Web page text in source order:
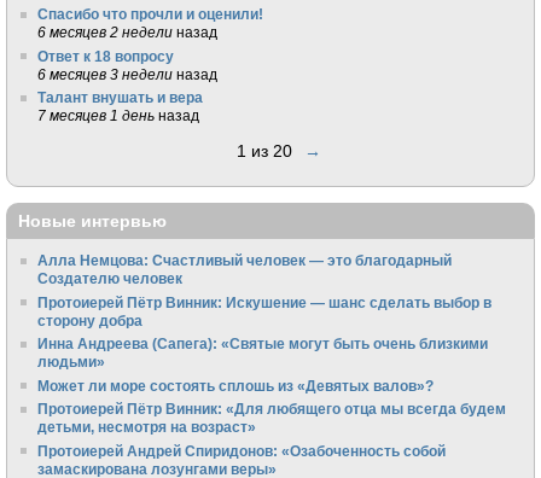
Спасибо что прочли и оценили!
6 месяцев 2 недели назад
Ответ к 18 вопросу
6 месяцев 3 недели назад
Талант внушать и вера
7 месяцев 1 день назад
1 из 20 →
Новые интервью
Алла Немцова: Счастливый человек — это благодарный
Создателю человек
Протоиерей Пётр Винник: Искушение — шанс сделать выбор в
сторону добра
Инна Андреева (Сапега): «Святые могут быть очень близкими
людьми»
Может ли море состоять сплошь из «Девятых валов»?
Протоиерей Пётр Винник: «Для любящего отца мы всегда будем
детьми, несмотря на возраст»
Протоиерей Андрей Спиридонов: «Озабоченность собой
замаскирована лозунгами веры»